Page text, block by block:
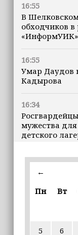
16:55
В
обходчиков
«ИнформУИК»
16:55
Умар Даудов
Кадырова
16:34
мужества
детского
16:30
Дмитрий
въездной —
←
Пн
Вт
5
6